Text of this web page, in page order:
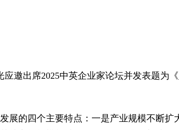
应邀出席2025中英企业家论坛并发表题为
展的四个主要特点：一是产业规模不断扩